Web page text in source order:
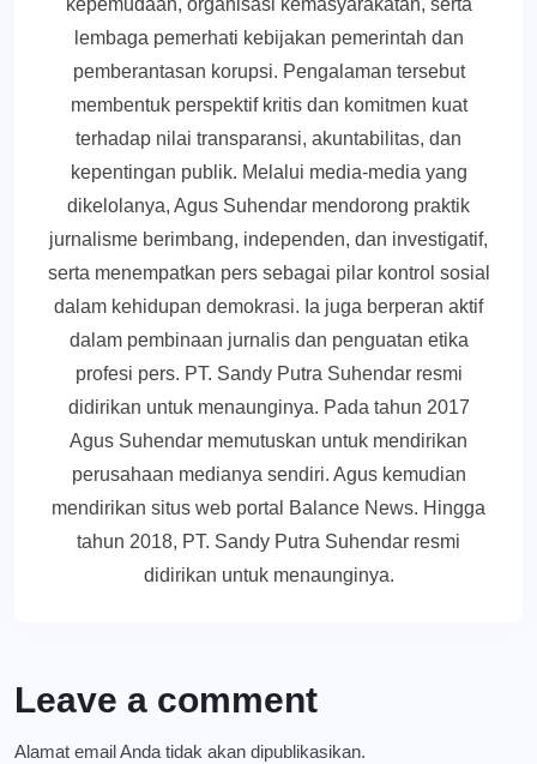
kepemudaan, organisasi kemasyarakatan, serta
lembaga pemerhati kebijakan pemerintah dan
pemberantasan korupsi. Pengalaman tersebut
membentuk perspektif kritis dan komitmen kuat
terhadap nilai transparansi, akuntabilitas, dan
kepentingan publik. Melalui media-media yang
dikelolanya, Agus Suhendar mendorong praktik
jurnalisme berimbang, independen, dan investigatif,
serta menempatkan pers sebagai pilar kontrol sosial
dalam kehidupan demokrasi. Ia juga berperan aktif
dalam pembinaan jurnalis dan penguatan etika
profesi pers. PT. Sandy Putra Suhendar resmi
didirikan untuk menaunginya. Pada tahun 2017
Agus Suhendar memutuskan untuk mendirikan
perusahaan medianya sendiri. Agus kemudian
mendirikan situs web portal Balance News. Hingga
tahun 2018, PT. Sandy Putra Suhendar resmi
didirikan untuk menaunginya.
Leave a comment
Alamat email Anda tidak akan dipublikasikan.